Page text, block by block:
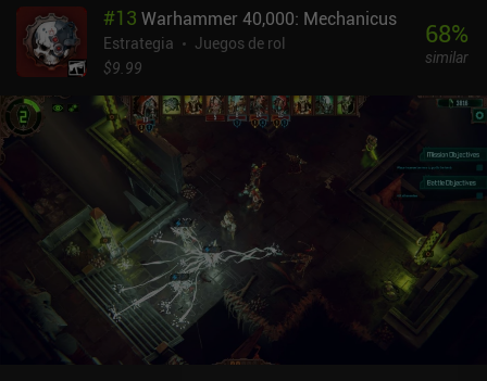
#13 Warhammer 40,000: Mechanicus
Estrategia
Juegos de rol
$9.99
68%
similar